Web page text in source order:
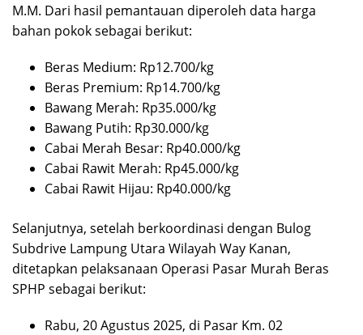
M.M. Dari hasil pemantauan diperoleh data harga
bahan pokok sebagai berikut:
Beras Medium: Rp12.700/kg
Beras Premium: Rp14.700/kg
Bawang Merah: Rp35.000/kg
Bawang Putih: Rp30.000/kg
Cabai Merah Besar: Rp40.000/kg
Cabai Rawit Merah: Rp45.000/kg
Cabai Rawit Hijau: Rp40.000/kg
Selanjutnya, setelah berkoordinasi dengan Bulog
Subdrive Lampung Utara Wilayah Way Kanan,
ditetapkan pelaksanaan Operasi Pasar Murah Beras
SPHP sebagai berikut:
Rabu, 20 Agustus 2025, di Pasar Km. 02